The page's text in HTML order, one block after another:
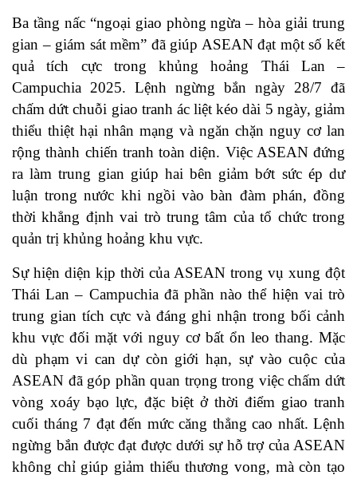
Ba tầng nấc “ngoại giao phòng ngừa – hòa giải trung
gian – giám sát mềm” đã giúp ASEAN đạt một số kết
quả tích cực trong khủng hoảng Thái Lan –
Campuchia 2025. Lệnh ngừng bắn ngày 28/7 đã
chấm dứt chuỗi giao tranh ác liệt kéo dài 5 ngày, giảm
thiểu thiệt hại nhân mạng và ngăn chặn nguy cơ lan
rộng thành chiến tranh toàn diện. Việc ASEAN đứng
ra làm trung gian giúp hai bên giảm bớt sức ép dư
luận trong nước khi ngồi vào bàn đàm phán, đồng
thời khẳng định vai trò trung tâm của tổ chức trong
quản trị khủng hoảng khu vực.
Sự hiện diện kịp thời của ASEAN trong vụ xung đột
Thái Lan – Campuchia đã phần nào thể hiện vai trò
trung gian tích cực và đáng ghi nhận trong bối cảnh
khu vực đối mặt với nguy cơ bất ổn leo thang. Mặc
dù phạm vi can dự còn giới hạn, sự vào cuộc của
ASEAN đã góp phần quan trọng trong việc chấm dứt
vòng xoáy bạo lực, đặc biệt ở thời điểm giao tranh
cuối tháng 7 đạt đến mức căng thẳng cao nhất. Lệnh
ngừng bắn được đạt được dưới sự hỗ trợ của ASEAN
không chỉ giúp giảm thiểu thương vong, mà còn tạo